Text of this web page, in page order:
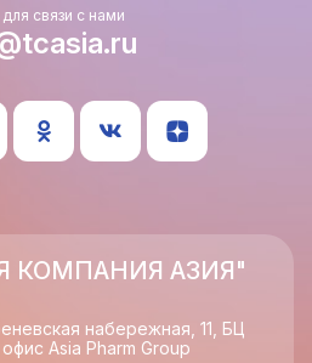
связи с нами
КОМПАНИЯ АЗИЯ"
набережная, 11, БЦ
Asia Pharm Group